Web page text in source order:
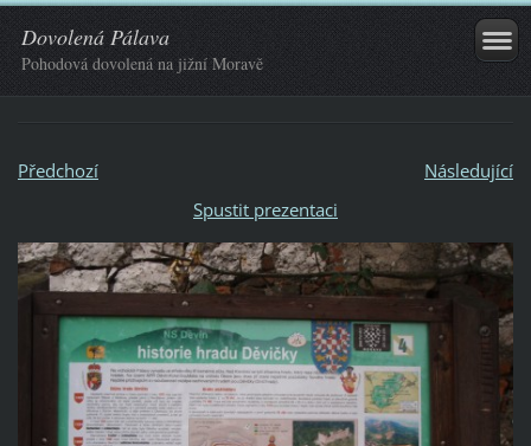
Dovolená Pálava
Pohodová dovolená na jižní Moravě
Předchozí
Následující
Spustit prezentaci